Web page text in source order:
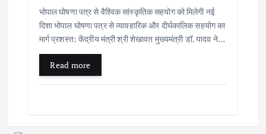
भोपाल घोषणा पत्र से वैश्विक सांस्कृतिक सहयोग को मिलेगी नई
दिशा भोपाल घोषणा पत्र से व्यावहारिक और दीर्घकालिक सहयोग का
मार्ग प्रशस्त: केंद्रीय मंत्री श्री शेखावत मुख्यमंत्री डॉ. यादव ने…
Read more